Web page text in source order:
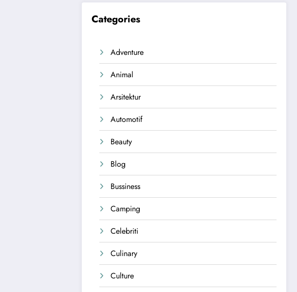
Categories
Adventure
Animal
Arsitektur
Automotif
Beauty
Blog
Bussiness
Camping
Celebriti
Culinary
Culture